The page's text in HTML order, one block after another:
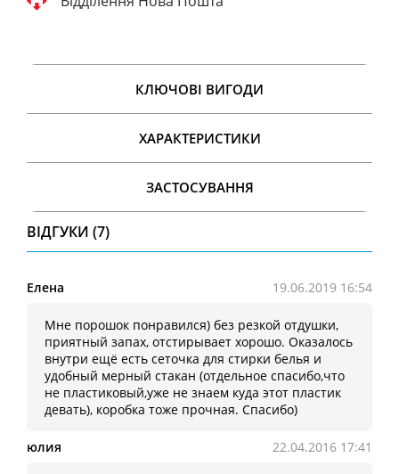
КЛЮЧОВІ ВИГОДИ
ХАРАКТЕРИСТИКИ
ЗАСТОСУВАННЯ
ВІДГУКИ (7)
Елена 19.06.2019 16:54
Мне порошок понравился) без резкой отдушки,
приятный запах, отстирывает хорошо. Оказалось
внутри ещё есть сеточка для стирки белья и
удобный мерный стакан (отдельное спасибо,что
не пластиковый,уже не знаем куда этот пластик
девать), коробка тоже прочная. Спасибо)
юлия 22.04.2016 17:41